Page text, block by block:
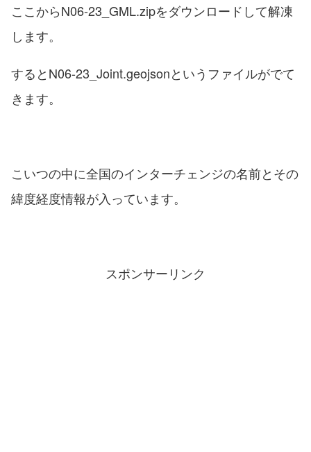
ここからN06-23_GML.zipをダウンロードして解凍
します。
するとN06-23_Joint.geojsonというファイルがでて
きます。
こいつの中に全国のインターチェンジの名前とその
緯度経度情報が入っています。
スポンサーリンク